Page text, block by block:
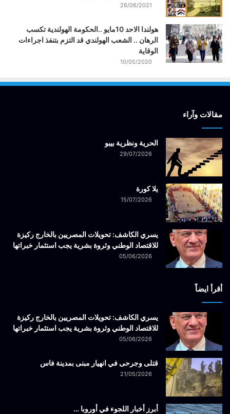
26/06/2021
هولندا الاحد 10مايو ..الحكومة الهولندية تكسب
الرهان .. الشعب الهولندي قد التزم بتنفذ اجراءات
الوقاية
10/05/2020
مقالات وآراء
الحرية ونظرية بيبو
29/07/2026
يلا كورة
15/07/2026
يسري الكاشف: تحويلات المصريين بالخارج ركيزة
للاقتصاد الوطني وثروة بشرية يجب استثمار خبراتها
05/06/2026
أقرأ ايضاً
يسري الكاشف: تحويلات المصريين بالخارج ركيزة
للاقتصاد الوطني وثروة بشرية يجب استثمار خبراتها
05/06/2026
قتلى وجرحى في انهيار مبنى بمدينة فاس
21/05/2026
أبرز أخبار اللجوء في أوروبا …